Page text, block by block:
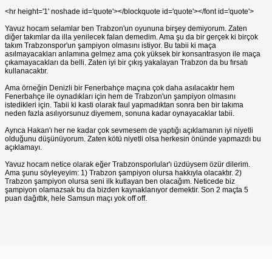
<hr height='1' noshade id='quote'></blockquote id='quote'></font id='quote'>
Yavuz hocam selamlar ben Trabzon'un oyununa birşey demiyorum. Zaten
diğer takımlar da illa yenilecek falan demedim. Ama şu da bir gerçek ki birçok
takım Trabzonspor'un şampiyon olmasını istiyor. Bu tabii ki maça
asılmayacakları anlamına gelmez ama çok yüksek bir konsantrasyon ile maça
çıkamayacakları da belli. Zaten iyi bir çıkış yakalayan Trabzon da bu fırsatı
kullanacaktır.
Ama örneğin Denizli bir Fenerbahçe maçına çok daha asılacaktır hem
Fenerbahçe ile oynadıkları için hem de Trabzon'un şampiyon olmasını
istedikleri için. Tabii ki kasti olarak faul yapmadıktan sonra ben bir takıma
neden fazla asılıyorsunuz diyemem, sonuna kadar oynayacaklar tabii.
Ayrıca Hakan'ı her ne kadar çok sevmesem de yaptığı açıklamanın iyi niyetli
olduğunu düşünüyorum. Zaten kötü niyetli olsa herkesin önünde yapmazdı bu
açıklamayı.
Yavuz hocam netice olarak eğer Trabzonsporlular'ı üzdüysem özür dilerim.
Ama şunu söyleyeyim: 1) Trabzon şampiyon olursa hakkıyla olacaktır. 2)
Trabzon şampiyon olursa seni ilk kutlayan ben olacağım. Neticede biz
şampiyon olamazsak bu da bizden kaynaklanıyor demektir. Son 2 maçta 5
puan dağıttık, hele Samsun maçı yok off off.